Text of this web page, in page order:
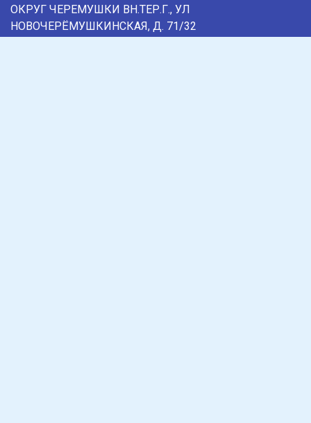
ОКРУГ ЧЕРЕМУШКИ ВН.ТЕР.Г., УЛ
НОВОЧЕРЁМУШКИНСКАЯ, Д. 71/32